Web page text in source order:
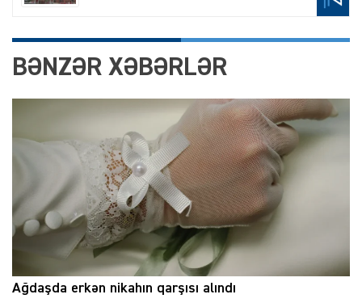
BƏNZƏR XƏBƏRLƏR
Ağdaşda erkən nikahın qarşısı alındı